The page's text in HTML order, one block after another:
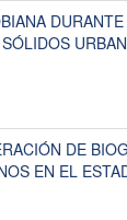
DE
EN EL